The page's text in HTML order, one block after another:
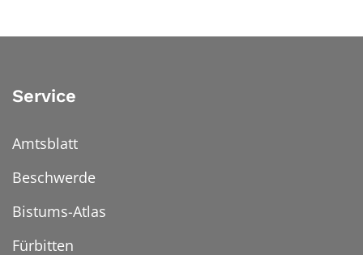
Service
Amtsblatt
Beschwerde
Bistums-Atlas
Fürbitten